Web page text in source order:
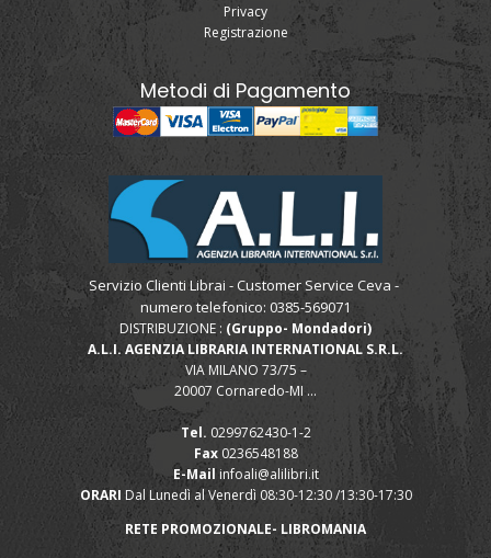
Privacy
Registrazione
Metodi di Pagamento
Servizio Clienti Librai - Customer Service Ceva -
numero telefonico: 0385-569071
DISTRIBUZIONE : (Gruppo- Mondadori)
A.L.I. AGENZIA LIBRARIA INTERNATIONAL S.R.L.
VIA MILANO 73/75 –
20007 Cornaredo-MI ...
Tel. 0299762430-1-2
Fax0236548188
E-Mail infoali@alilibri.it
ORARI Dal Lunedì al Venerdì 08:30-12:30 /13:30-17:30
RETE PROMOZIONALE- LIBROMANIA